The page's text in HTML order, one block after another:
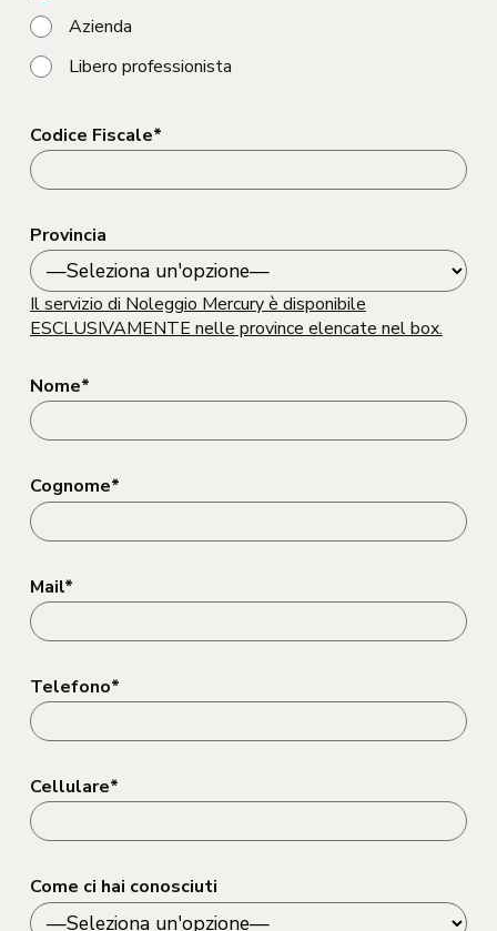
Azienda
Libero professionista
Codice Fiscale*
Provincia
Il servizio di Noleggio Mercury è disponibile
ESCLUSIVAMENTE nelle province elencate nel box.
Nome*
Cognome*
Mail*
Telefono*
Cellulare*
Come ci hai conosciuti